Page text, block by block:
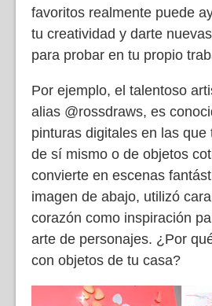
favoritos realmente puede
tu creatividad y darte
para probar en tu propio
Por ejemplo, el talentoso
alias @rossdraws, es
pinturas digitales en las que
de sí mismo o de objetos
convierte en escenas
imagen de abajo, utilizó
corazón como inspiración
arte de personajes. ¿Por
con objetos de tu casa?